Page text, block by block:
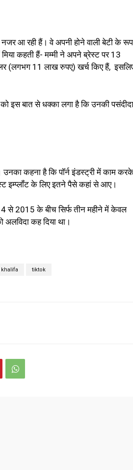
नजर आ रही हैं। वे अपनी होने वाली बेटी के रूप
कहती हैं- मम्मी ने अपने ब्रेस्ट पर 13
(लगभग 11 लाख रुपए) खर्च किए हैं,
इस बात से धक्का लगा है कि उनकी पसंदीदा
कहना है कि पॉर्न इंडस्ट्री में काम
इम्प्लॉंट के लिए इतने पैसे कहां से आए।
से 2015 के बीच सिर्फ तीन महीने में केवल
अलविदा कह दिया था।
tiktok